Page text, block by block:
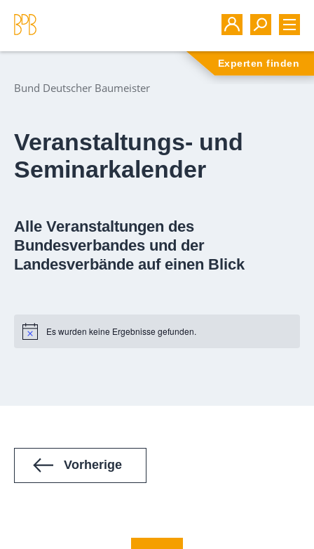
Experten finden
Bund Deutscher Baumeister
Veranstaltungs- und
Seminarkalender
Alle Veranstaltungen des
Bundesverbandes und der
Landesverbände auf einen Blick
Notice Es wurden keine Ergebnisse gefunden.
VorherigeVeranstaltungen